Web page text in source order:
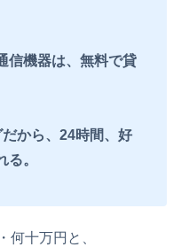
機器は、無料で貸
から、24時間、好
。
何十万円と、